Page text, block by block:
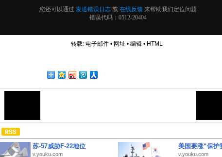
转载: 电子邮件• 网址 • 编辑• HTML
苏-57威胁F-22地位
v.youku.com
美国要涨“保护
v.youku.com